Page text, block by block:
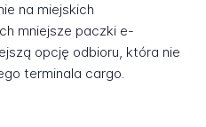
na miejskich
mniejsze paczki e-
opcję odbioru, która nie
terminala cargo.